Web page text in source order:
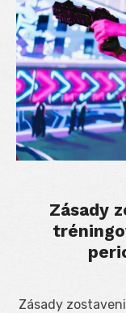
Zásady
Zásady